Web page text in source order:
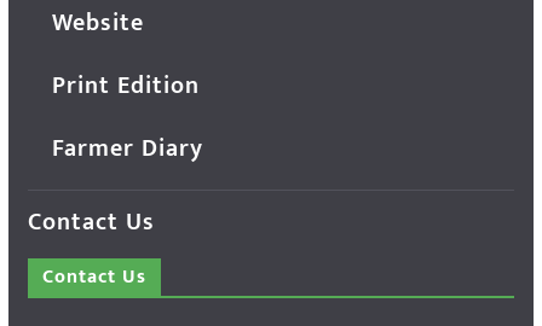
Website
Print Edition
Farmer Diary
Contact Us
Contact Us